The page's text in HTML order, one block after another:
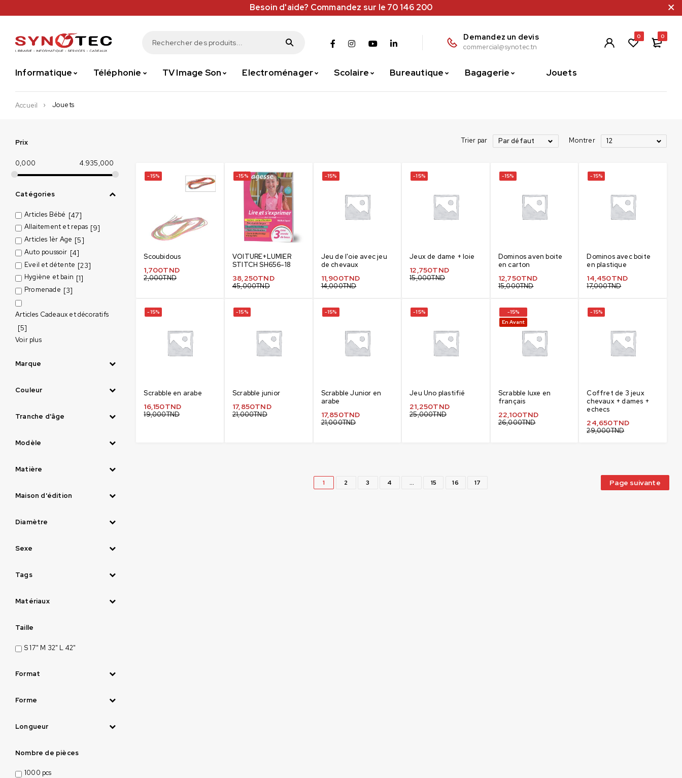
Besoin d'aide? Commandez sur le 70 146 200
Demandez un devis
commercial@synotec.tn
0 0
Informatique Téléphonie TV Image Son Electroménager Scolaire Bureautique Bagagerie Jouets
Accueil Jouets
Prix
0,000 4.935,000
Catégories
Articles Bébé [47]
Allaitement et repas [9]
Articles 1èr Age [5]
Auto poussoir [4]
Eveil et détente [23]
Hygiène et bain [1]
Promenade [3]
Articles Cadeaux et décoratifs
[5]
Voir plus
Marque
Couleur
Tranche d'âge
Modèle
Matière
Maison d'édition
Diamètre
Sexe
Tags
Matériaux
Taille
S 17" M 32" L 42"
Format
Forme
Longueur
Nombre de pièces
1000 pcs
Trier par Par défaut Montrer 12
-15%
Scoubidous
2,000TND
1,700TND
-15%
VOITURE+LUMIER
STITCH SH656-18
45,000TND
38,250TND
-15%
Jeu de l'oie avec jeu
de chevaux
14,000TND
11,900TND
-15%
Jeux de dame + loie
15,000TND
12,750TND
-15%
Dominos aven boite
en carton
15,000TND
12,750TND
-15%
Dominos avec boite
en plastique
17,000TND
14,450TND
-15%
Scrabble en arabe
19,000TND
16,150TND
-15%
Scrabble junior
21,000TND
17,850TND
-15%
Scrabble Junior en
arabe
21,000TND
17,850TND
-15%
Jeu Uno plastifié
25,000TND
21,250TND
-15%
En Avant
Scrabble luxe en
français
26,000TND
22,100TND
-15%
Coffret de 3 jeux
chevaux + dames +
echecs
29,000TND
24,650TND
1 2 3 4 … 15 16 17 Page suivante